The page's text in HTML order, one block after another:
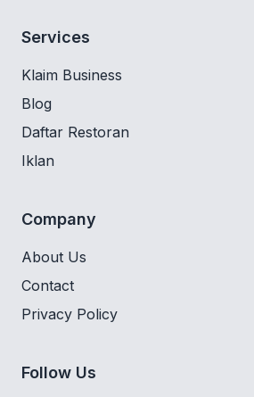
Services
Klaim Business
Blog
Daftar Restoran
Iklan
Company
About Us
Contact
Privacy Policy
Follow Us